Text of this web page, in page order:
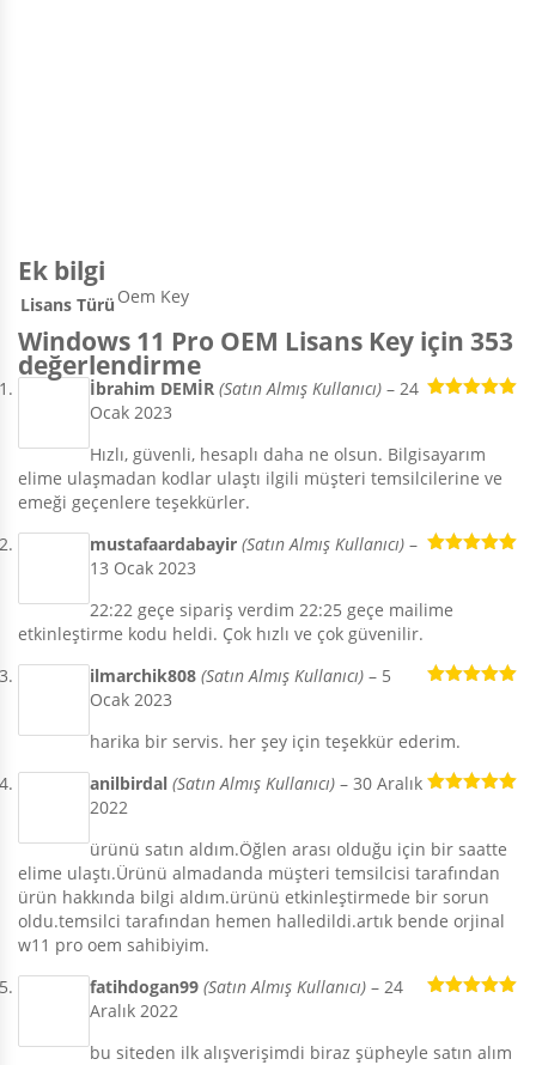
Ek bilgi
Lisans Türü Oem Key
Windows 11 Pro OEM Lisans Key için 353
değerlendirme
İbrahim DEMİR (Satın Almış Kullanıcı) – 24
Ocak 2023
Hızlı, güvenli, hesaplı daha ne olsun. Bilgisayarım
elime ulaşmadan kodlar ulaştı ilgili müşteri temsilcilerine ve
emeği geçenlere teşekkürler.
mustafaardabayir (Satın Almış Kullanıcı) –
13 Ocak 2023
22:22 geçe sipariş verdim 22:25 geçe mailime
etkinleştirme kodu heldi. Çok hızlı ve çok güvenilir.
ilmarchik808 (Satın Almış Kullanıcı) – 5
Ocak 2023
harika bir servis. her şey için teşekkür ederim.
anilbirdal (Satın Almış Kullanıcı) – 30 Aralık
2022
ürünü satın aldım.Öğlen arası olduğu için bir saatte
elime ulaştı.Ürünü almadanda müşteri temsilcisi tarafından
ürün hakkında bilgi aldım.ürünü etkinleştirmede bir sorun
oldu.temsilci tarafından hemen halledildi.artık bende orjinal
w11 pro oem sahibiyim.
fatihdogan99 (Satın Almış Kullanıcı) – 24
Aralık 2022
bu siteden ilk alışverişimdi biraz şüpheyle satın alım